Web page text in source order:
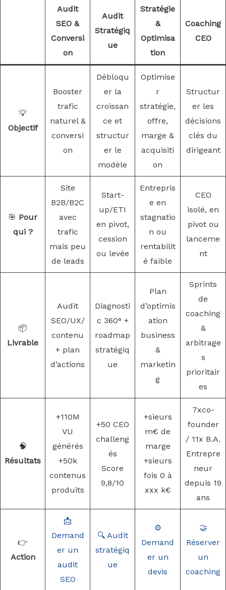
Audit
SEO &
Conversi
on
Audit
Stratégiq
ue
Stratégie
&
Optimisa
tion
Coaching
CEO
💡
Objectif
Booster
trafic
naturel &
conversi
on
Débloqu
er la
croissan
ce et
structur
er le
modèle
Optimise
r
stratégie,
offre,
marge &
acquisiti
on
Structur
er les
décisions
clés du
dirigeant
🎯 Pour
qui ?
Site
B2B/B2C
avec
trafic
mais peu
de leads
Start-
up/ETI
en pivot,
cession
ou levée
Entrepris
e en
stagnatio
n ou
rentabilit
é faible
CEO
isolé, en
pivot ou
lanceme
nt
📦
Livrable
Audit
SEO/UX/
contenu
+ plan
d’actions
Diagnosti
c 360° +
roadmap
stratégiq
ue
Plan
d’optimis
ation
business
&
marketin
g
Sprints
de
coaching
&
arbitrage
s
prioritair
es
🧠
Résultats
+110M
VU
générés
+50k
contenus
produits
+50 CEO
challeng
és
Score
9,8/10
+sieurs
m€ de
marge
+sieurs
fois 0 à
xxx k€
7xco-
founder
/ 11x B.A.
Entrepre
neur
depuis 19
ans
👉
Action
📩
Demand
er un
audit
SEO
🔍 Audit
stratégiq
ue
⚙️
Demand
er un
devis
🤝
Réserver
un
coaching